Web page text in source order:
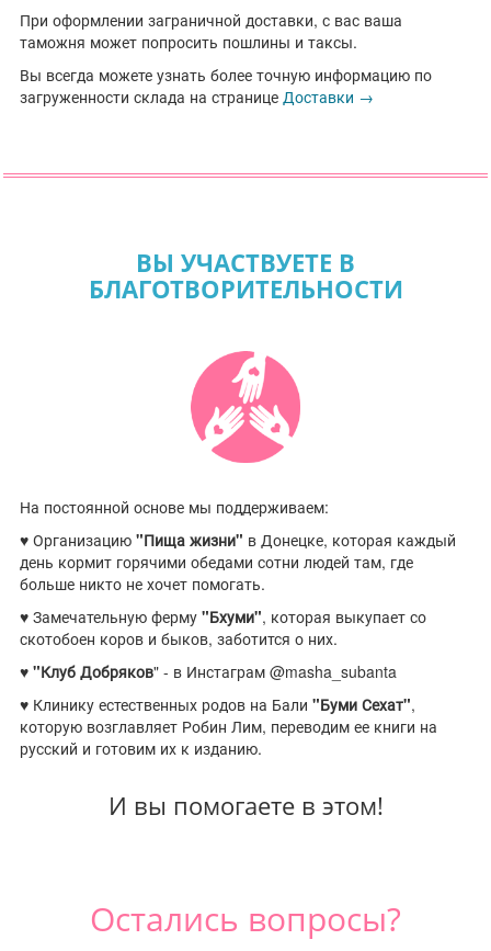
При оформлении заграничной доставки, с вас ваша
таможня может попросить пошлины и таксы.
Вы всегда можете узнать более точную информацию по
загруженности склада на странице Доставки →
ВЫ УЧАСТВУЕТЕ В
БЛАГОТВОРИТЕЛЬНОСТИ
На постоянной основе мы поддерживаем:
♥ Организацию "Пища жизни" в Донецке, которая каждый
день кормит горячими обедами сотни людей там, где
больше никто не хочет помогать.
♥ Замечательную ферму "Бхуми", которая выкупает со
скотобоен коров и быков, заботится о них.
"Клуб Добряков" - в Инстаграм @masha_subanta
♥ Клинику естественных родов на Бали "Буми Сехат",
которую возглавляет Робин Лим, переводим ее книги на
русский и готовим их к изданию.
И вы помогаете в этом!
Остались вопросы?